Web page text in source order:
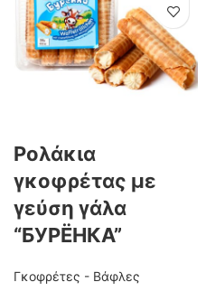
Ρολάκια
γκοφρέτας με
γεύση γάλα
“БУРЁНКА”
Γκοφρέτες - Βάφλες